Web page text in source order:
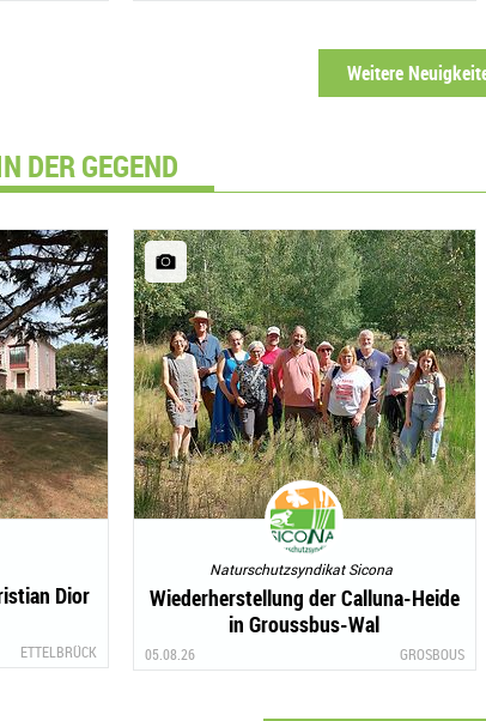
Weitere
DER GEGEND
Dior
ETTELBRÜCK
Naturschutzsyndikat Sicona
Wiederherstellung der Calluna-Heide
in Groussbus-Wal
05.08.26 GROSBOUS